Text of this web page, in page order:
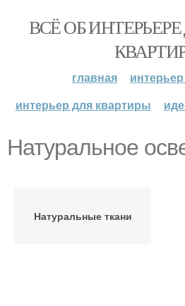
ВСЁ ОБ
главная
интерьер для квартиры
Натуральное
Натуральные ткани